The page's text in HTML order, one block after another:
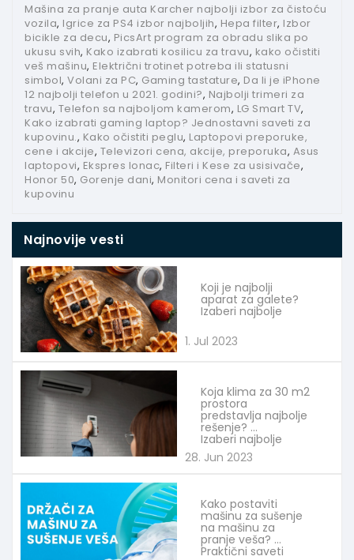
Mašina za pranje auta Karcher najbolji izbor za čistoću
vozila, Igrice za PS4 izbor najboljih, Hepa filter, Izbor
bicikle za decu, PicsArt program za obradu slika po
ukusu svih, Kako izabrati kosilicu za travu, kako očistiti
veš mašinu, Električni trotinet potreba ili statusni
simbol, Volani za PC, Gaming tastature, Da li je iPhone
12 najbolji telefon u 2021. godini?, Najbolji trimeri za
travu, Telefon sa najboljom kamerom, LG Smart TV,
Kako izabrati gaming laptop? Jednostavni saveti za
kupovinu., Kako očistiti peglu, Laptopovi preporuke,
cene i akcije, Televizori cena, akcije, preporuka, Asus
laptopovi, Ekspres lonac, Filteri i Kese za usisivače,
Honor 50, Gorenje dani, Monitori cena i saveti za
kupovinu
Najnovije vesti
Koji je najbolji
aparat za galete?
Izaberi najbolje
1. Jul 2023
Koja klima za 30 m2
prostora
predstavlja najbolje
rešenje?
Izaberi najbolje
28. Jun 2023
Kako postaviti
mašinu za sušenje
na mašinu za
pranje veša?
Praktični saveti